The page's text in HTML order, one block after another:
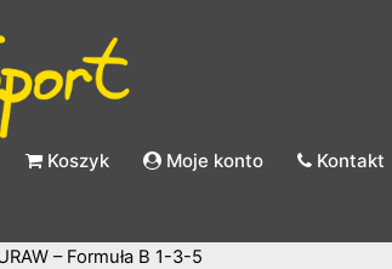
Koszyk Moje konto Kontakt
– Formuła B 1-3-5